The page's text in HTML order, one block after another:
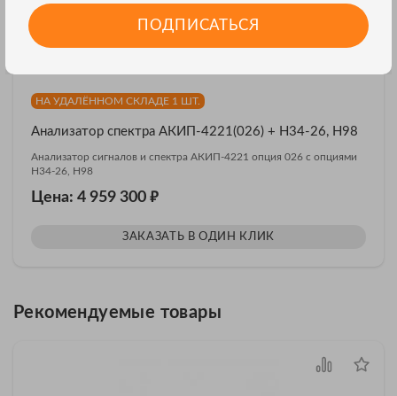
НА УДАЛЁННОМ СКЛАДЕ 1 ШТ.
Анализатор спектра АКИП-4221(026) + H34-26, H98
Анализатор сигналов и спектра АКИП-4221 опция 026 с опциями
H34-26, H98
Цена: 4 959 300 ₽
ЗАКАЗАТЬ В ОДИН КЛИК
Рекомендуемые товары
ПОДПИСАТЬСЯ